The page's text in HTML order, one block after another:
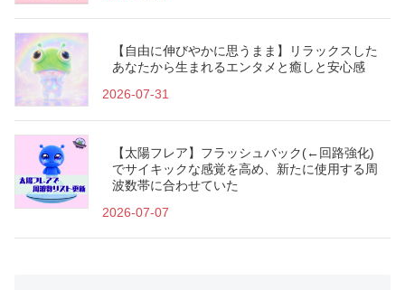
【自由に伸びやかに思うまま】リラックスした
あなたから生まれるエンタメと癒しと安心感
2026-07-31
【太陽フレア】フラッシュバック(←回路強化)
でサイキックな感覚を高め、新たに使用する周
波数帯に合わせていた
2026-07-07